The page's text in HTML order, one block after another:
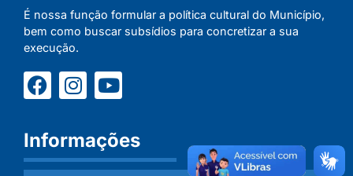
É nossa função formular a política cultural do Município,
bem como buscar subsídios para concretizar a sua
execução.
Informações